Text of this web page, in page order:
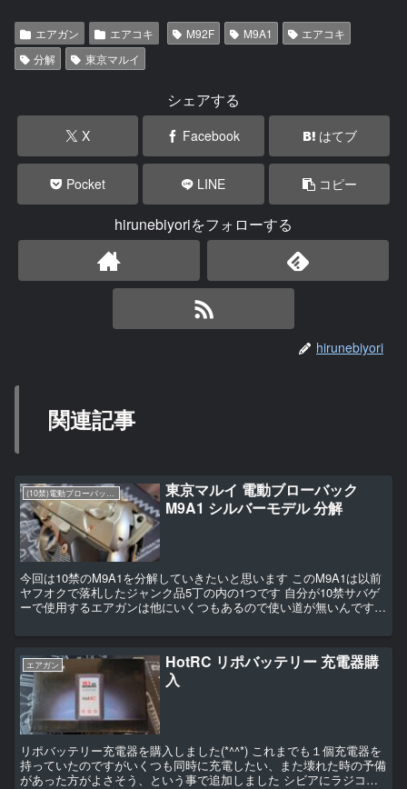
エアガン エアコキ M92F M9A1
エアコキ
分解
東京マルイ
シェアする
X Facebook はてブ
Pocket LINE コピー
hirunebiyoriをフォローする
hirunebiyori
関連記事
(10禁)電動ブローバックハンドガン
東京マルイ 電動ブローバック
M9A1 シルバーモデル 分解
今回は10禁のM9A1を分解していきたいと思います このM9A1は以前
ヤフオクで落札したジャンク品5丁の内の1つです 自分が10禁サバゲ
ーで使用するエアガンは他にいくつもあるので使い道が無いんですね
エアガン
HotRC リポバッテリー 充電器購
入
リポバッテリー充電器を購入しました(*^^*) これまでも１個充電器を
持っていたのですがいくつも同時に充電したい、また壊れた時の予備
があった方がよさそう、という事で追加しました シビアにラジコン